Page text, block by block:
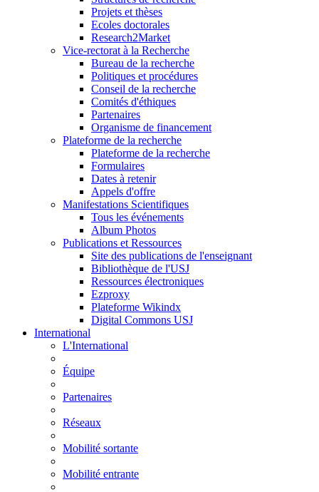
Projets et thèses
Ecoles doctorales
Research2Market
Vice-rectorat à la Recherche
Bureau de la recherche
Politiques et procédures
Conseil de la recherche
Comités d'éthiques
Partenaires
Organisme de financement
Plateforme de la recherche
Plateforme de la recherche
Formulaires
Dates à retenir
Appels d'offre
Manifestations Scientifiques
Tous les événements
Album Photos
Publications et Ressources
Site des publications de l'enseignant
Bibliothèque de l'USJ
Ressources électroniques
Ezproxy
Plateforme Wikindx
Digital Commons USJ
International
L'International
Équipe
Partenaires
Réseaux
Mobilité sortante
Mobilité entrante